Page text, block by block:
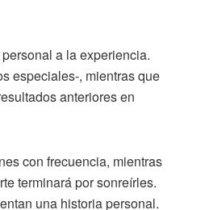
a la experiencia.
especiales-, mientras que
anteriores en
con frecuencia, mientras
terminará por sonreírles.
una historia personal.